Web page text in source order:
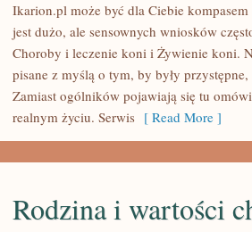
HODOWLA
KONI
Ikarion.pl może być dla Ciebie
jest dużo, ale sensownych wniosków
Choroby i leczenie koni i Żywienie koni.
pisane z myślą o tym, by były
Zamiast ogólników pojawiają się tu
realnym życiu. Serwis [ Read More ]
Rodzina i wartości